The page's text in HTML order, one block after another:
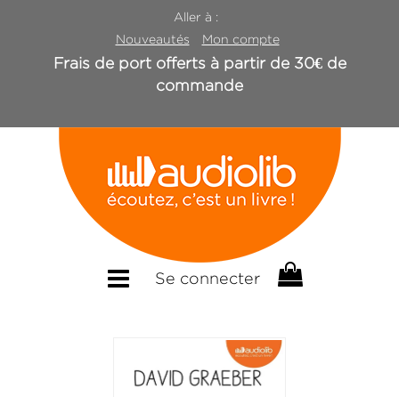
Aller à :
Nouveautés
Mon compte
Frais de port offerts à partir de 30€ de
commande
Se connecter